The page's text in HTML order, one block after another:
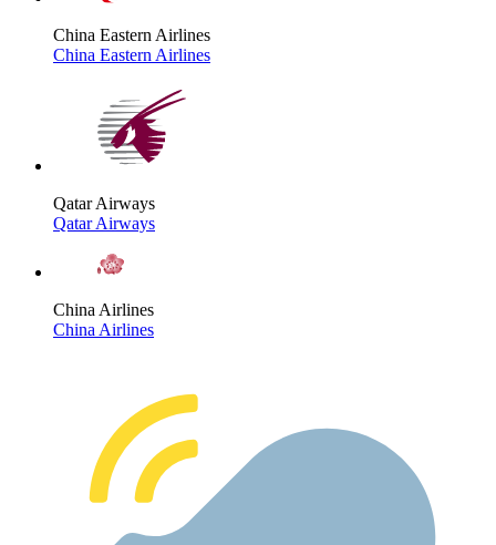
China Eastern Airlines
China Eastern Airlines
Qatar Airways
Qatar Airways
China Airlines
China Airlines